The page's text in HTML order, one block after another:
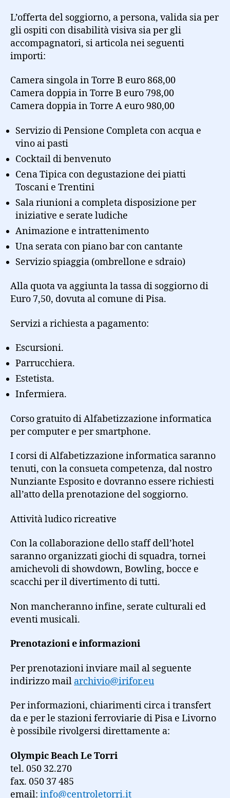
L’offerta del soggiorno, a persona, valida sia per
gli ospiti con disabilità visiva sia per gli
accompagnatori, si articola nei seguenti
importi:
Camera singola in Torre B euro 868,00
Camera doppia in Torre B euro 798,00
Camera doppia in Torre A euro 980,00
Servizio di Pensione Completa con acqua e
vino ai pasti
Cocktail di benvenuto
Cena Tipica con degustazione dei piatti
Toscani e Trentini
Sala riunioni a completa disposizione per
iniziative e serate ludiche
Animazione e intrattenimento
Una serata con piano bar con cantante
Servizio spiaggia (ombrellone e sdraio)
Alla quota va aggiunta la tassa di soggiorno di
Euro 7,50, dovuta al comune di Pisa.
Servizi a richiesta a pagamento:
Escursioni.
Parrucchiera.
Estetista.
Infermiera.
Corso gratuito di Alfabetizzazione informatica
per computer e per smartphone.
I corsi di Alfabetizzazione informatica saranno
tenuti, con la consueta competenza, dal nostro
Nunziante Esposito e dovranno essere richiesti
all’atto della prenotazione del soggiorno.
Attività ludico ricreative
Con la collaborazione dello staff dell’hotel
saranno organizzati giochi di squadra, tornei
amichevoli di showdown, Bowling, bocce e
scacchi per il divertimento di tutti.
Non mancheranno infine, serate culturali ed
eventi musicali.
Prenotazioni e informazioni
Per prenotazioni inviare mail al seguente
indirizzo mail archivio@irifor.eu
Per informazioni, chiarimenti circa i transfert
da e per le stazioni ferroviarie di Pisa e Livorno
è possibile rivolgersi direttamente a:
Olympic Beach Le Torri
tel. 050 32.270
fax. 050 37 485
email: info@centroletorri.it